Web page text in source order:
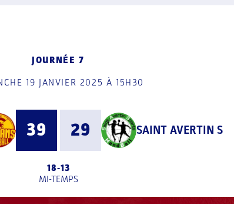
JOURNÉE 7
19 JANVIER 2025 À 15H30
39 29 SAINT AVERTIN S
18-13
MI-TEMPS